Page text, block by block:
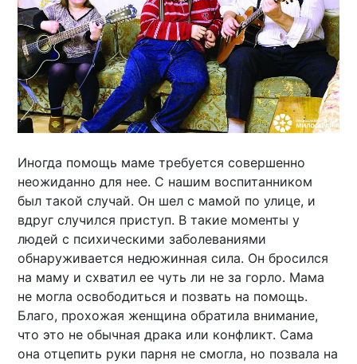
Иногда помощь маме требуется совершенно
неожиданно для нее. С нашим воспитанником
был такой случай. Он шел с мамой по улице, и
вдруг случился приступ. В такие моменты у
людей с психическими заболеваниями
обнаруживается недюжинная сила. Он бросился
на маму и схватил ее чуть ли не за горло. Мама
не могла освободиться и позвать на помощь.
Благо, прохожая женщина обратила внимание,
что это не обычная драка или конфликт. Сама
она отцепить руки парня не смогла, но позвала на